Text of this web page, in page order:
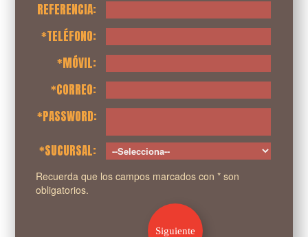
REFERENCIA:
*TELÉFONO:
*MÓVIL:
*CORREO:
*PASSWORD:
*SUCURSAL:
Recuerda que los campos marcados con * son
obligatorios.
Siguiente